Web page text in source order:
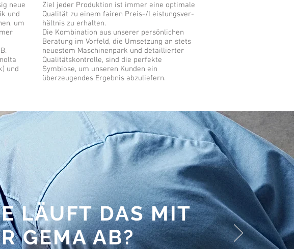
neue
und
um
und
Ziel jeder Produktion ist immer eine optimale
Qualität zu einem fairen Preis-/Leistungsver-
hältnis zu erhalten.
Die Kombination aus unserer persönlichen
Beratung im Vorfeld, die Umsetzung an stets
neuestem Maschinenpark und detaillierter
Qualitätskontrolle, sind die perfekte
Symbiose, um unseren Kunden ein
überzeugendes Ergebnis abzuliefern.
LÄUFT DAS MIT
GEMA AB?